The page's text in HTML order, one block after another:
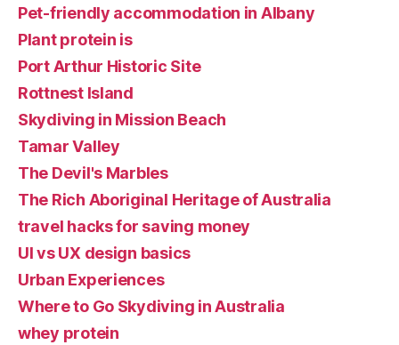
Pet-friendly accommodation in Albany
Plant protein is
Port Arthur Historic Site
Rottnest Island
Skydiving in Mission Beach
Tamar Valley
The Devil's Marbles
The Rich Aboriginal Heritage of Australia
travel hacks for saving money
UI vs UX design basics
Urban Experiences
Where to Go Skydiving in Australia
whey protein